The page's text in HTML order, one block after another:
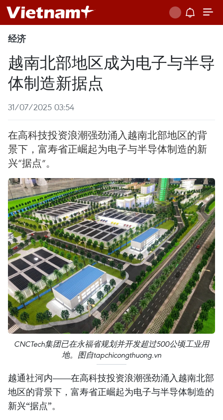
经济
越南北部地区成为电子与半导
体制造新据点
31/07/2025 03:54
在高科技投资浪潮强劲涌入越南北部地区的背
景下，富寿省正崛起为电子与半导体制造的新
兴“据点”。
CNCTech集团已在永福省规划并开发超过500公顷工业用
地。图自tapchicongthuong.vn
越通社河内——在高科技投资浪潮强劲涌入越南北部
地区的背景下，富寿省正崛起为电子与半导体制造的
新兴“据点”。